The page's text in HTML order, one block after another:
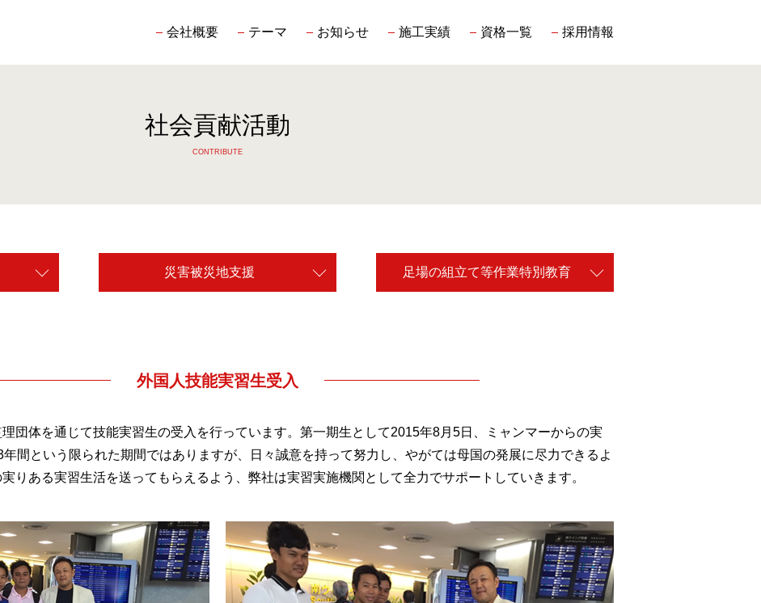
会社概要 テーマ お知らせ 施工実績 資格一覧 採用情報
社会貢献活動
CONTRIBUTE
災害被災地支援 足場の組立て等作業特別教育
外国人技能実習生受入
団体を通じて技能実習生の受入を行っています。第一期生として2015年8月5日、ミャンマーからの実
間という限られた期間ではありますが、日々誠意を持って努力し、やがては母国の発展に尽力できるよ
りある実習生活を送ってもらえるよう、弊社は実習実施機関として全力でサポートしていきます。